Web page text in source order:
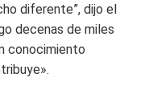
diferente”, dijo el
decenas de miles
conocimiento